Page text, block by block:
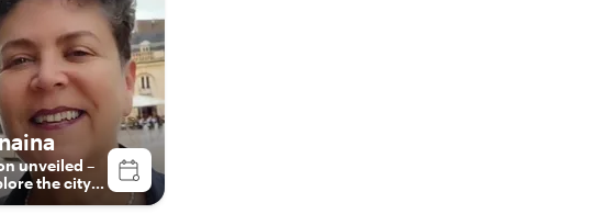
unveiled –
the city
a passionate